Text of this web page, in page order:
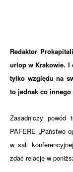
Redaktor
urlop w Krakowie. I
tylko względu na
to jednak co
Zasadniczy powód
PAFERE „Państwo
w sali
zdać relację w